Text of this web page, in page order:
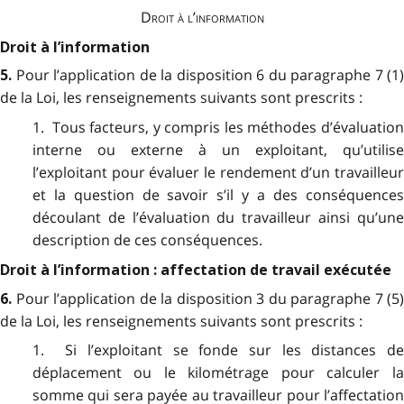
Droit à l’information
Droit à l’information
5. Pour l’application de la disposition 6 du paragraphe 7 (1)
de la Loi, les renseignements suivants sont prescrits :
1. Tous facteurs, y compris les méthodes d’évaluation
interne ou externe à un exploitant, qu’utilise
l’exploitant pour évaluer le rendement d’un travailleur
et la question de savoir s’il y a des conséquences
découlant de l’évaluation du travailleur ainsi qu’une
description de ces conséquences.
Droit à l’information : affectation de travail exécutée
6. Pour l’application de la disposition 3 du paragraphe 7 (5)
de la Loi, les renseignements suivants sont prescrits :
1. Si l’exploitant se fonde sur les distances de
déplacement ou le kilométrage pour calculer la
somme qui sera payée au travailleur pour l’affectation